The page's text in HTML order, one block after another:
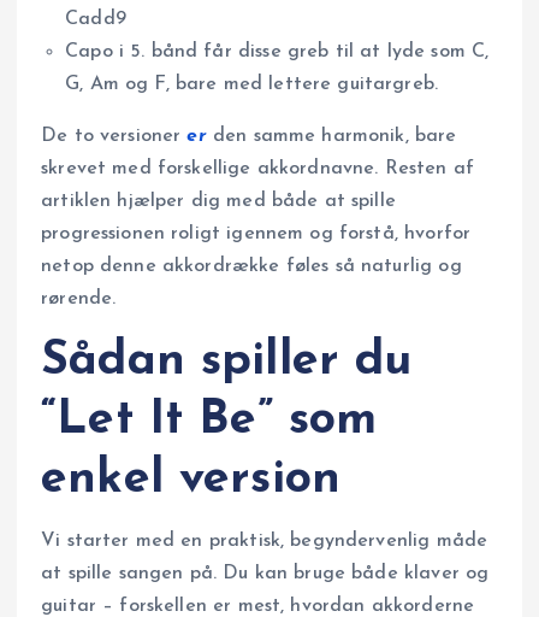
Cadd9
Capo i 5. bånd får disse greb til at lyde som C,
G, Am og F, bare med lettere guitargreb.
De to versionererden samme harmonik, bare
skrevet med forskellige akkordnavne. Resten af
artiklen hjælper dig med både at spille
progressionen roligt igennem og forstå, hvorfor
netop denne akkordrække føles så naturlig og
rørende.
Sådan spiller du
“Let It Be” som
enkel version
Vi starter med en praktisk, begyndervenlig måde
at spille sangen på. Du kan bruge både klaver og
guitar – forskellen er mest, hvordan akkorderne